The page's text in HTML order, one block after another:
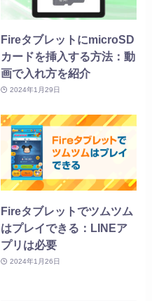
FireタブレットにmicroSD
カードを挿入する方法：動
画で入れ方を紹介
2024年1月29日
Fireタブレットでツムツム
はプレイできる：LINEア
プリは必要
2024年1月26日